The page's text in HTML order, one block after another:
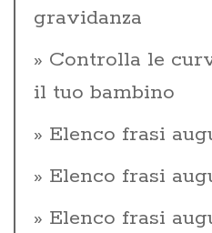
gravidanza
Controlla le
il tuo bambino
Elenco frasi
Elenco frasi
Elenco frasi